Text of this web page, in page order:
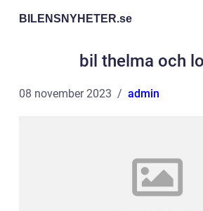
BILENSNYHETER.se
bil thelma och
08 november 2023 admin